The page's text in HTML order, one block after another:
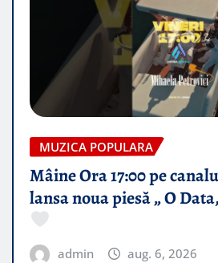
MUZICA POPULARA
Mâine Ora 17:00 pe
lansa noua piesă „ O
admin aug. 6, 2026